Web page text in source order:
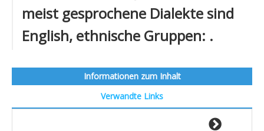
meist gesprochene Dialekte sind
English, ethnische Gruppen: .
Informationen zum Inhalt
Verwandte Links